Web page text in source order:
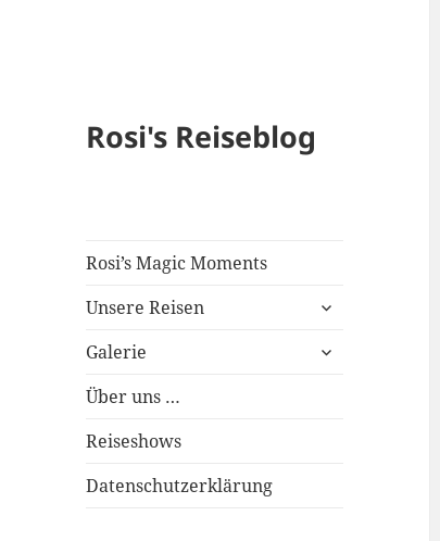
Rosi's Reiseblog
Rosi’s Magic Moments
Unsere Reisen
expand
menu
Galerie
expand
Über uns …
Reiseshows
Datenschutzerklärung